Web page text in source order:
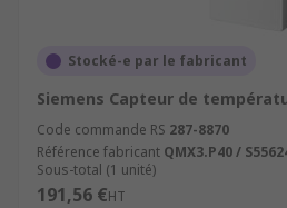
en fonction des exigences
application.
Stocké-e par le fabricant
Siemens Capteur de
Code commande RS 287-8870
Référence fabricant QMX3.P40 /
Sous-total (1 unité)
191,56 €HT